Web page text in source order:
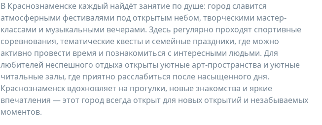
В Краснознаменске каждый найдёт занятие по душе: город славится
атмосферными фестивалями под открытым небом, творческими мастер-
классами и музыкальными вечерами. Здесь регулярно проходят спортивные
соревнования, тематические квесты и семейные праздники, где можно
активно провести время и познакомиться с интересными людьми. Для
любителей неспешного отдыха открыты уютные арт-пространства и уютные
читальные залы, где приятно расслабиться после насыщенного дня.
Краснознаменск вдохновляет на прогулки, новые знакомства и яркие
впечатления — этот город всегда открыт для новых открытий и незабываемых
моментов.